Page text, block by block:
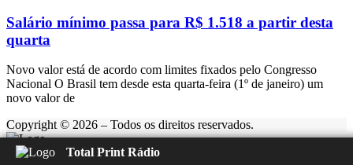
Salário mínimo passa para R$ 1.518 a partir desta
quarta
Novo valor está de acordo com limites fixados pelo Congresso
Nacional O Brasil tem desde esta quarta-feira (1º de janeiro) um
novo valor de
Copyright © 2026 – Todos os direitos reservados.
Total Print Rádio
Rádio Feliz